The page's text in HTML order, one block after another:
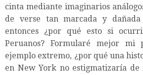
cinta mediante imaginarios
de verse tan marcada y
entonces ¿por qué esto si
Peruanos? Formularé mejor
ejemplo extremo, ¿por qué una
en New York no estigmatizaría de